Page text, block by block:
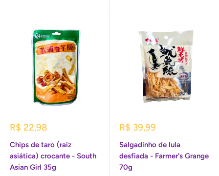
Preço
R$ 22,98
Chips de taro (raiz
asiática) crocante - South
Asian Girl 35g
Preço
R$ 39,99
Salgadinho de lula
desfiada - Farmer's Grange
70g